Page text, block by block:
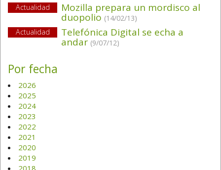
Actualidad
Mozilla prepara un mordisco al
duopolio (14/02/13)
Actualidad
Telefónica Digital se echa a
andar (9/07/12)
Por fecha
2026
2025
2024
2023
2022
2021
2020
2019